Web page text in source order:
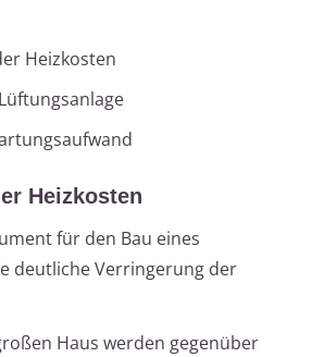
Heizkosten
Heizkosten
für den Bau eines
deutliche Verringerung der
Haus werden gegenüber